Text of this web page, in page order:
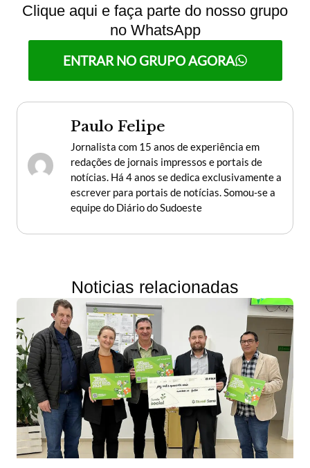
Clique aqui e faça parte do nosso grupo
no WhatsApp
ENTRAR NO GRUPO AGORA
Paulo Felipe
Jornalista com 15 anos de experiência em
redações de jornais impressos e portais de
notícias. Há 4 anos se dedica exclusivamente a
escrever para portais de notícias. Somou-se a
equipe do Diário do Sudoeste
Noticias relacionadas